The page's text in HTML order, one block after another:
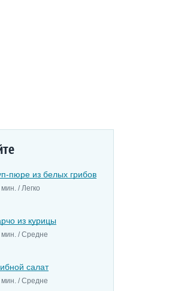
пюре из белых грибов
/ Легко
из курицы
мин. / Средне
салат
мин. / Средне